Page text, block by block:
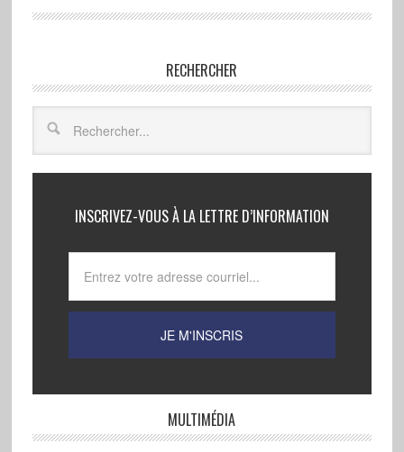
RECHERCHER
INSCRIVEZ-VOUS À LA LETTRE D’INFORMATION
MULTIMÉDIA